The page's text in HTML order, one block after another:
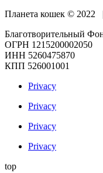
Планета кошек ©
Благотворительный
ОГРН 1215200002050
ИНН 5260475870
КПП 526001001
Privacy
Privacy
Privacy
Privacy
top